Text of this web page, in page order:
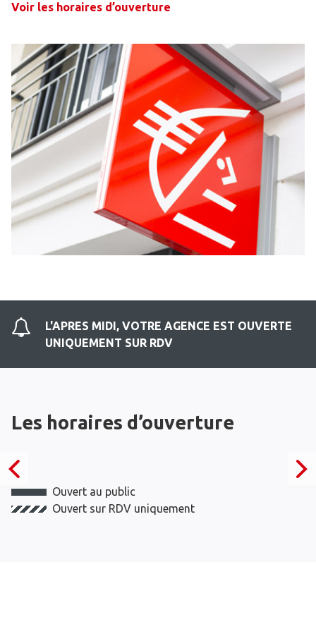
Voir les horaires d’ouverture
L'APRES MIDI, VOTRE AGENCE EST OUVERTE
UNIQUEMENT SUR RDV
Les horaires d’ouverture
Ouvert au public
Ouvert sur RDV uniquement